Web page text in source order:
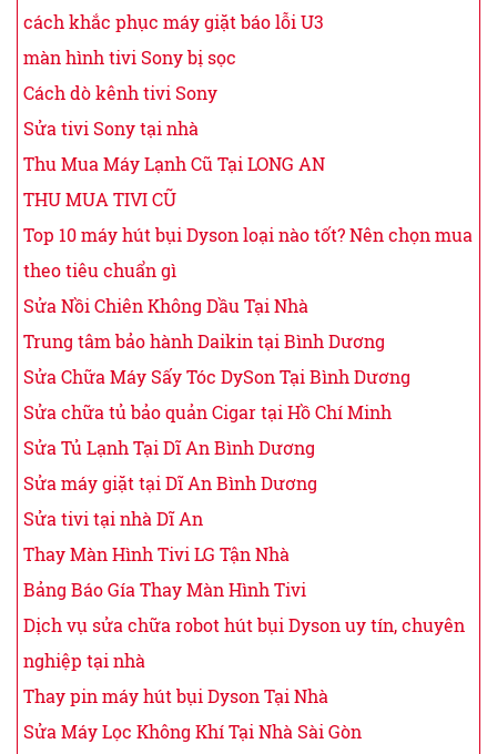
cách khắc phục máy giặt báo lỗi U3
màn hình tivi Sony bị sọc
Cách dò kênh tivi Sony
Sửa tivi Sony tại nhà
Thu Mua Máy Lạnh Cũ Tại LONG AN
THU MUA TIVI CŨ
Top 10 máy hút bụi Dyson loại nào tốt? Nên chọn mua
theo tiêu chuẩn gì
Sửa Nồi Chiên Không Dầu Tại Nhà
Trung tâm bảo hành Daikin tại Bình Dương
Sửa Chữa Máy Sấy Tóc DySon Tại Bình Dương
Sửa chữa tủ bảo quản Cigar tại Hồ Chí Minh
Sửa Tủ Lạnh Tại Dĩ An Bình Dương
Sửa máy giặt tại Dĩ An Bình Dương
Sửa tivi tại nhà Dĩ An
Thay Màn Hình Tivi LG Tận Nhà
Bảng Báo Gía Thay Màn Hình Tivi
Dịch vụ sửa chữa robot hút bụi Dyson uy tín, chuyên
nghiệp tại nhà
Thay pin máy hút bụi Dyson Tại Nhà
Sửa Máy Lọc Không Khí Tại Nhà Sài Gòn